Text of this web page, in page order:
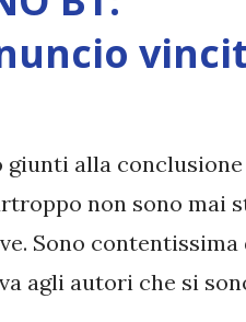
alla conclusione
non sono mai
Sono contentissima
agli autori che si